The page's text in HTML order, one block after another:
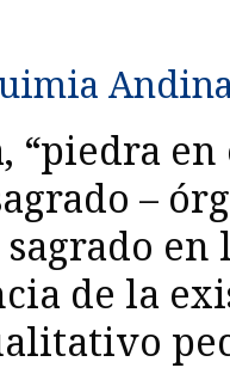
“piedra en
–
sagrado
de la